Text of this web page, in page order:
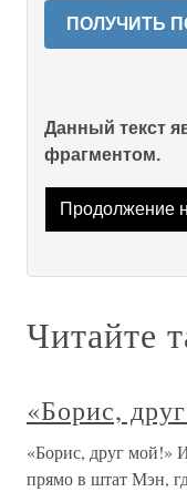
ПОЛУЧИТЬ
Данный текст
фрагментом.
Продолжение
Читайте
«Борис,
«Борис, друг мой!»
прямо в штат Мэн,